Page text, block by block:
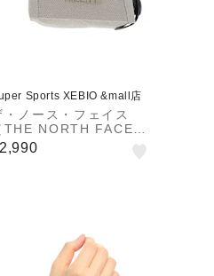
Sports XEBIO &mall店
・ノース・フェイス
THE NORTH FACE）
銭入れ ランブルコイン
ォレット カーキ NN32